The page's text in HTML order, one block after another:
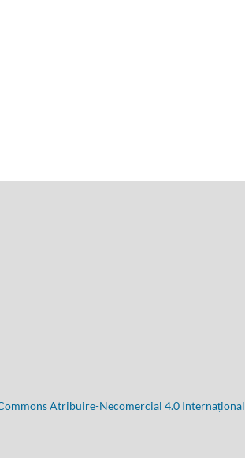
Atribuire-Necomercial 4.0 Internațional